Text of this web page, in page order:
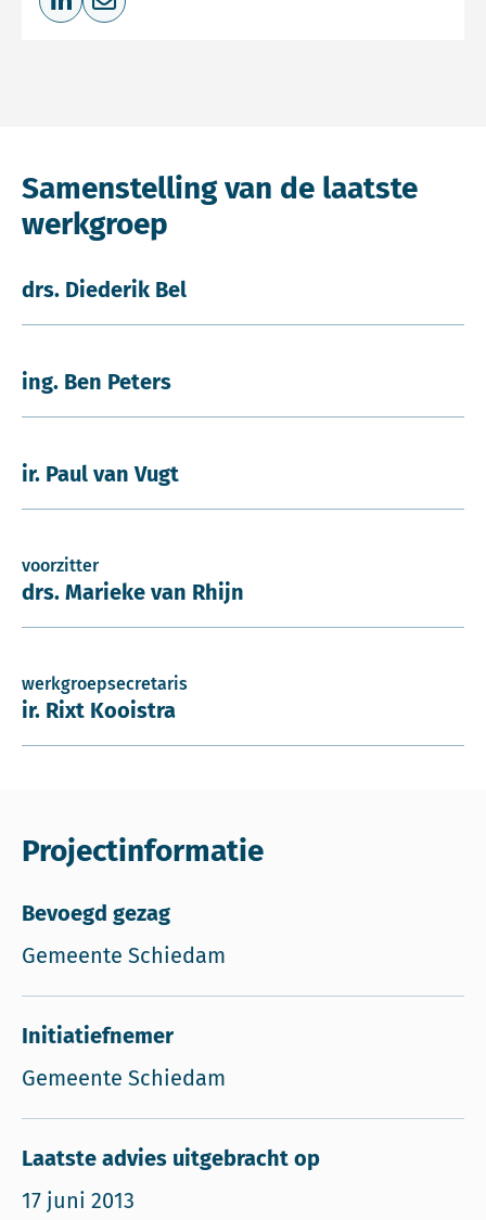
Deel op LinkedIn
Deel via e-mail
Samenstelling van de laatste
werkgroep
drs. Diederik Bel
ing. Ben Peters
ir. Paul van Vugt
voorzitter
drs. Marieke van Rhijn
werkgroepsecretaris
ir. Rixt Kooistra
Projectinformatie
Bevoegd gezag
Gemeente Schiedam
Initiatiefnemer
Gemeente Schiedam
Laatste advies uitgebracht op
17 juni 2013